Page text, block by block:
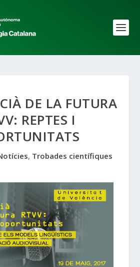
DE LA FUTURA
REPTES I
, Trobades científiques